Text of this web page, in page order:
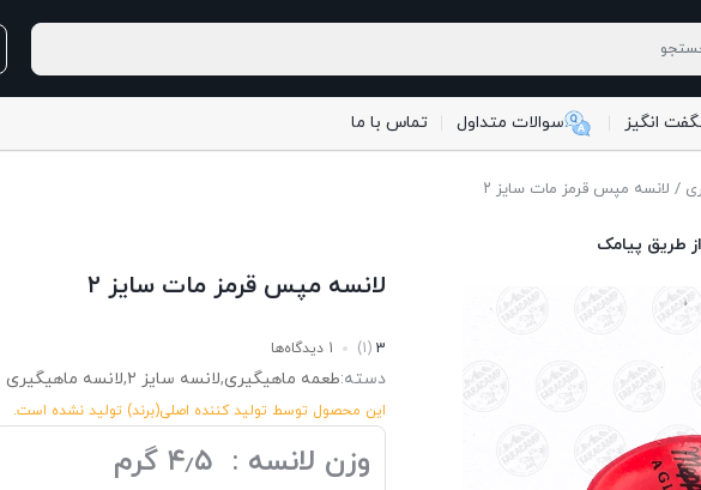
انگیز سوالات متداول تماس با ما
/ لانسه مپس قرمز مات سایز ۲
طریق پیامک
لانسه مپس قرمز مات سایز ۲
3
(1) 1 دیدگاه‌ها
دسته:طعمه ماهیگیری,لانسه سایز ۲ ,لانسه ماهیگیری
این محصول توسط تولید کننده اصلی(برند) تولید نشده ‌است.
وزن لانسه : ۴٫۵ گرم